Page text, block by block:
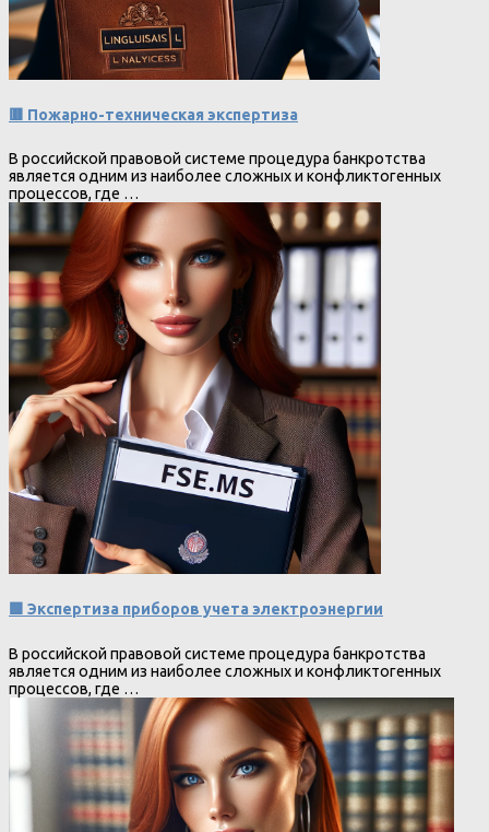
🟥 Пожарно-техническая экспертиза
В российской правовой системе процедура банкротства
является одним из наиболее сложных и конфликтогенных
процессов, где …
🟩 Экспертиза приборов учета электроэнергии
В российской правовой системе процедура банкротства
является одним из наиболее сложных и конфликтогенных
процессов, где …